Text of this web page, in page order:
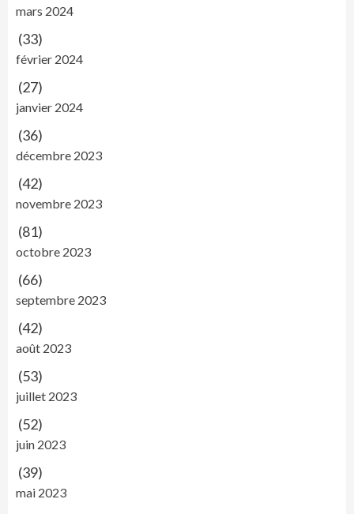
mars 2024
(33)
février 2024
(27)
janvier 2024
(36)
décembre 2023
(42)
novembre 2023
(81)
octobre 2023
(66)
septembre 2023
(42)
août 2023
(53)
juillet 2023
(52)
juin 2023
(39)
mai 2023